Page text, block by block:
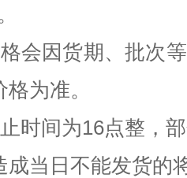
会因货期、批次
为准。
时间为16点整，
成当日不能发货的